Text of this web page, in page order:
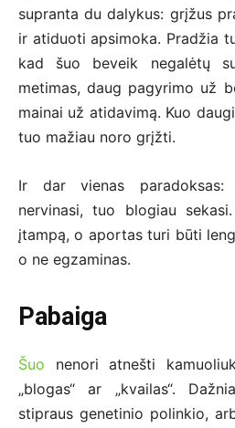
supranta du dalykus: grįžus
ir atiduoti apsimoka. Pradžia
kad šuo beveik negalėtų
metimas, daug pagyrimo už
mainai už atidavimą. Kuo
tuo mažiau noro grįžti.
Ir dar vienas
nervinasi, tuo blogiau
įtampą, o aportas turi būti
o ne egzaminas.
Pabaiga
Šuo nenori atnešti
„blogas“ ar „kvailas“.
stipraus genetinio polinkio,